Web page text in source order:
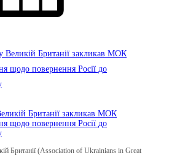
Британії закликав МОК
щодо повернення Росії до
Британії (Association of Ukrainians in Great